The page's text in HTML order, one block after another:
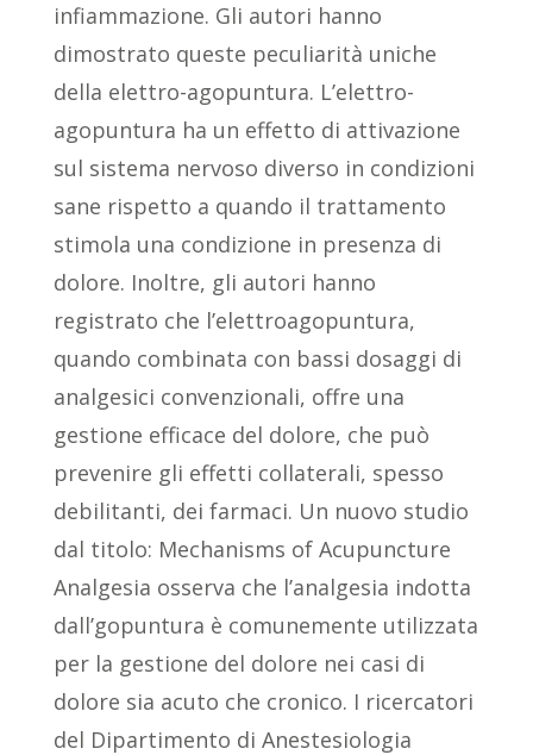
infiammazione. Gli autori hanno
dimostrato queste peculiarità uniche
della elettro-agopuntura. L’elettro-
agopuntura ha un effetto di attivazione
sul sistema nervoso diverso in condizioni
sane rispetto a quando il trattamento
stimola una condizione in presenza di
dolore. Inoltre, gli autori hanno
registrato che l’elettroagopuntura,
quando combinata con bassi dosaggi di
analgesici convenzionali, offre una
gestione efficace del dolore, che può
prevenire gli effetti collaterali, spesso
debilitanti, dei farmaci. Un nuovo studio
dal titolo: Mechanisms of Acupuncture
Analgesia osserva che l’analgesia indotta
dall’gopuntura è comunemente utilizzata
per la gestione del dolore nei casi di
dolore sia acuto che cronico. I ricercatori
del Dipartimento di Anestesiologia